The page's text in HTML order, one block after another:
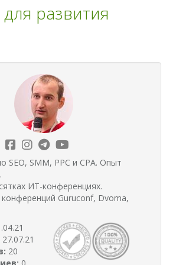
развития
SEO, SMM, PPC и CPA. Опыт
ИТ-конференциях.
Guruconf, Dvoma,
27.07.21
20